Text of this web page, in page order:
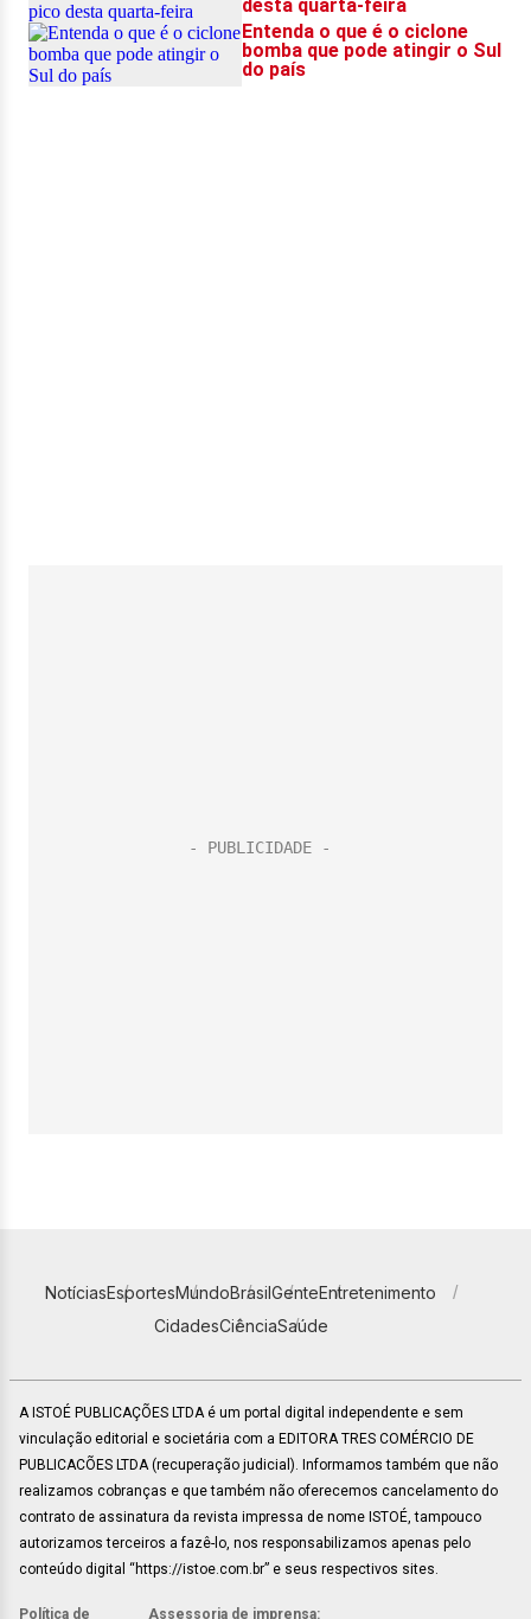
NotíciasEsportesMundoBrasilGenteEntretenimento
CidadesCiênciaSaúde
A ISTOÉ PUBLICAÇÕES LTDA é um portal digital independente e sem
vinculação editorial e societária com a EDITORA TRES COMÉRCIO DE
PUBLICACÕES LTDA (recuperação judicial). Informamos também que não
realizamos cobranças e que também não oferecemos cancelamento do
contrato de assinatura da revista impressa de nome ISTOÉ, tampouco
autorizamos terceiros a fazê-lo, nos responsabilizamos apenas pelo
conteúdo digital “https://istoe.com.br” e seus respectivos sites.
Política de Assessoria de imprensa: